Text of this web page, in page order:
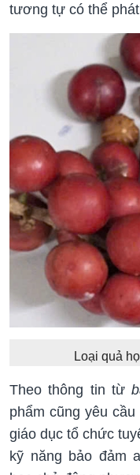
tương tự có thể
Loại quả
Theo thông tin từ
phẩm cũng yêu
giáo dục tổ chức
kỹ năng bảo đảm